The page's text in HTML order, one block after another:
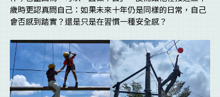
歲時更認真問自己：如果未來十年仍是同樣的日常，自己
會否感到踏實？還是只是在習慣一種安全感？